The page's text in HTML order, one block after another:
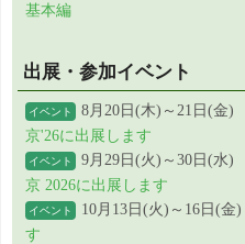
基本編
出展・参加イベント
イベント 8月20日(木)～21日(金)
京'26に出展します
イベント 9月29日(火)～30日(水)
京 2026に出展します
イベント 10月13日(火)～16日(金)
す